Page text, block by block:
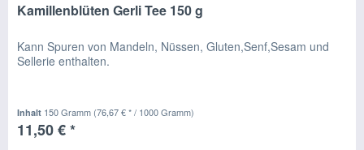
Kamillenblüten Gerli Tee 150 g
Kann Spuren von Mandeln, Nüssen, Gluten,Senf,Sesam und
Sellerie enthalten.
Inhalt 150 Gramm (76,67 € * / 1000 Gramm)
11,50 € *